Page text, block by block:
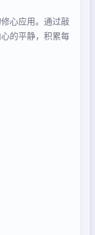
心应用。通过敲
的平静，积累每